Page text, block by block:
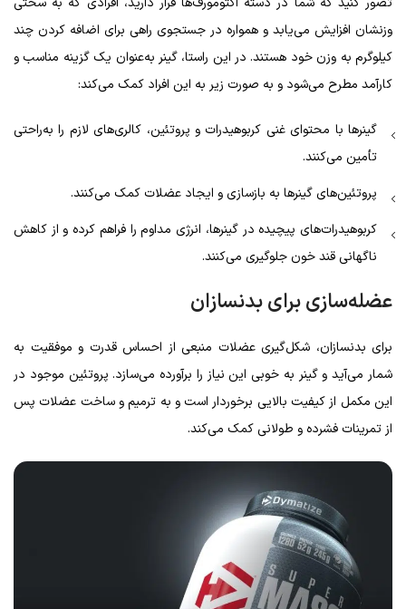
وزنشان افزایش می‌یابد و همواره در جستجوی راهی برای اضافه کردن چند
کیلوگرم به وزن خود هستند. در این راستا، گینر به‌عنوان یک گزینه مناسب و
کارآمد مطرح می‌شود و به صورت زیر به این افراد کمک می‌کند:
گینرها با محتوای غنی کربوهیدرات و پروتئین، کالری‌های لازم را به‌راحتی
تأمین می‌کنند.
پروتئین‌های گینرها به بازسازی و ایجاد عضلات کمک می‌کنند.
کربوهیدرات‌های پیچیده در گینرها، انرژی مداوم را فراهم کرده و از کاهش
ناگهانی قند خون جلوگیری می‌کنند.
عضله‌سازی برای بدنسازان
برای بدنسازان، شکل‌گیری عضلات منبعی از احساس قدرت و موفقیت به
شمار می‌آید و گینر به خوبی این نیاز را برآورده می‌سازد. پروتئین موجود در
این مکمل از کیفیت بالایی برخوردار است و به ترمیم و ساخت عضلات پس
از تمرینات فشرده و طولانی کمک می‌کند.